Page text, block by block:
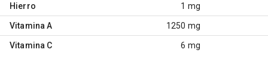
Hierro 1 mg
Vitamina A 1250 mg
Vitamina C 6 mg